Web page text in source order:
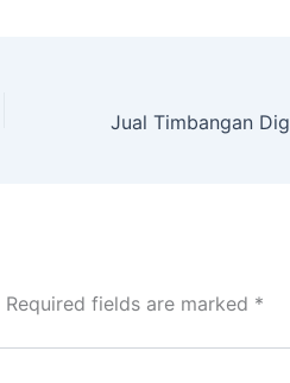
Required fields are marked *